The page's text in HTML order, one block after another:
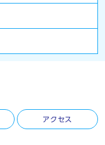
アクセス